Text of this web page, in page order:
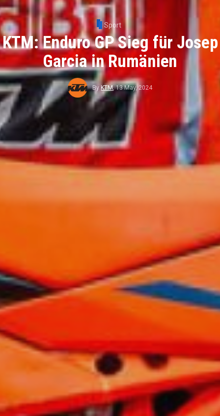
Sport
KTM: Enduro GP Sieg für Josep
Garcia in Rumänien
By KTM,13 May, 2024